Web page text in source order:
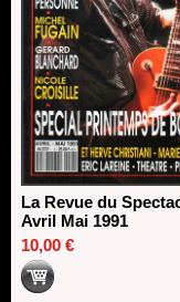
La Revue du
Avril Mai 1991
10,00 €